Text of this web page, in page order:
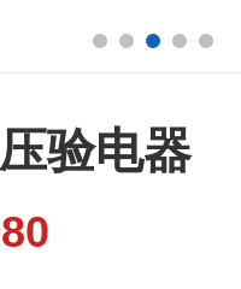
验电器